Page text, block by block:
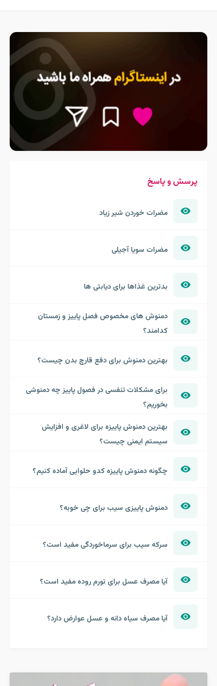
پرسش و پاسخ
مضرات خوردن شیر زیاد
مضرات سویا آجیلی
بدترین غذاها برای دیابتی ها
دمنوش های مخصوص فصل پاییز و زمستان
کدامند؟
بهترین دمنوش برای دفع قارچ بدن چیست؟
برای مشکلات تنفسی در فصول پاییز چه دمنوشی
بخوریم؟
بهترین دمنوش پاییزه برای لاغری و افزایش
سیستم ایمنی چیست؟
چگونه دمنوش پاییزه کدو حلوایی آماده کنیم؟
دمنوش پاییزی سیب برای چی خوبه؟
سرکه سیب برای سرماخوردگی مفید است؟
آیا مصرف عسل برای تورم روده مفید است؟
آیا مصرف سیاه دانه و عسل عوارض دارد؟